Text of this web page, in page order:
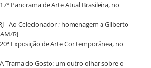
Panorama de Arte Atual Brasileira, no
- Ao Colecionador ; homenagem a Gilberto
RJ
20ª Exposição de Arte Contemporânea, no
A Trama do Gosto: um outro olhar sobre o